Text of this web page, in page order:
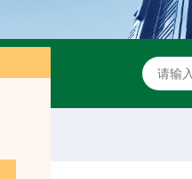
药用